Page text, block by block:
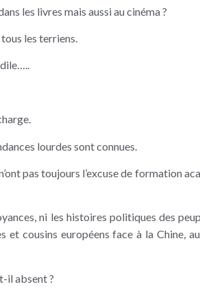
les livres mais aussi au cinéma ?
les terriens.
lourdes sont connues.
pas toujours l’excuse de formation
ni les histoires politiques des
cousins européens face à la Chine,
il absent ?